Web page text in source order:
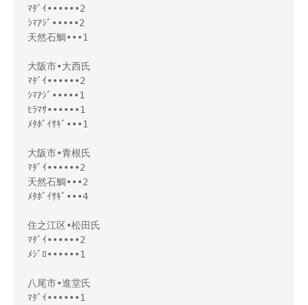
ﾏﾀﾞｲ••••••2
ｼﾏｱｼﾞ•••••2
天然石鯛•••1
大阪市•大西氏
ﾏﾀﾞｲ••••••2
ｼﾏｱｼﾞ•••••1
ﾋﾗﾏｻ••••••1
ﾒﾀﾎﾞｲｻｷﾞ•••1
大阪市•青根氏
ﾏﾀﾞｲ••••••2
天然石鯛•••2
ﾒﾀﾎﾞｲｻｷﾞ•••4
住之江区•松田氏
ﾏﾀﾞｲ••••••2
ﾒｼﾞﾛ••••••1
八尾市•進堂氏
ﾏﾀﾞｲ••••••1